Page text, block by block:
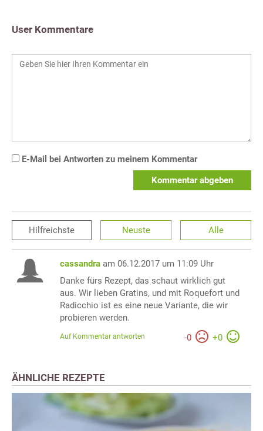
User Kommentare
E-Mail bei Antworten zu meinem Kommentar
Kommentar abgeben
Hilfreichste Neuste Alle
cassandra am 06.12.2017 um 11:09 Uhr
Danke fürs Rezept, das schaut wirklich gut
aus. Wir lieben Gratins, und mit Roquefort und
Radicchio ist es eine neue Variante, die wir
probieren werden.
-0 +0
Auf Kommentar antworten
ÄHNLICHE REZEPTE